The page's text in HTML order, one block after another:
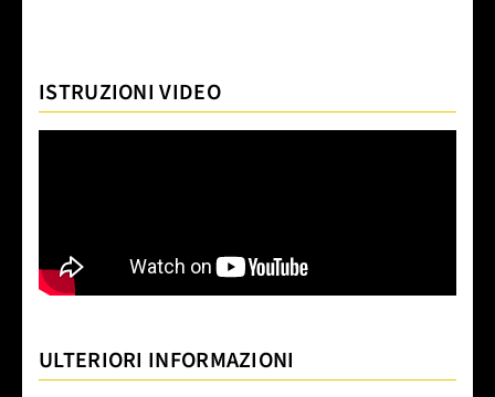
ISTRUZIONI VIDEO
ULTERIORI INFORMAZIONI